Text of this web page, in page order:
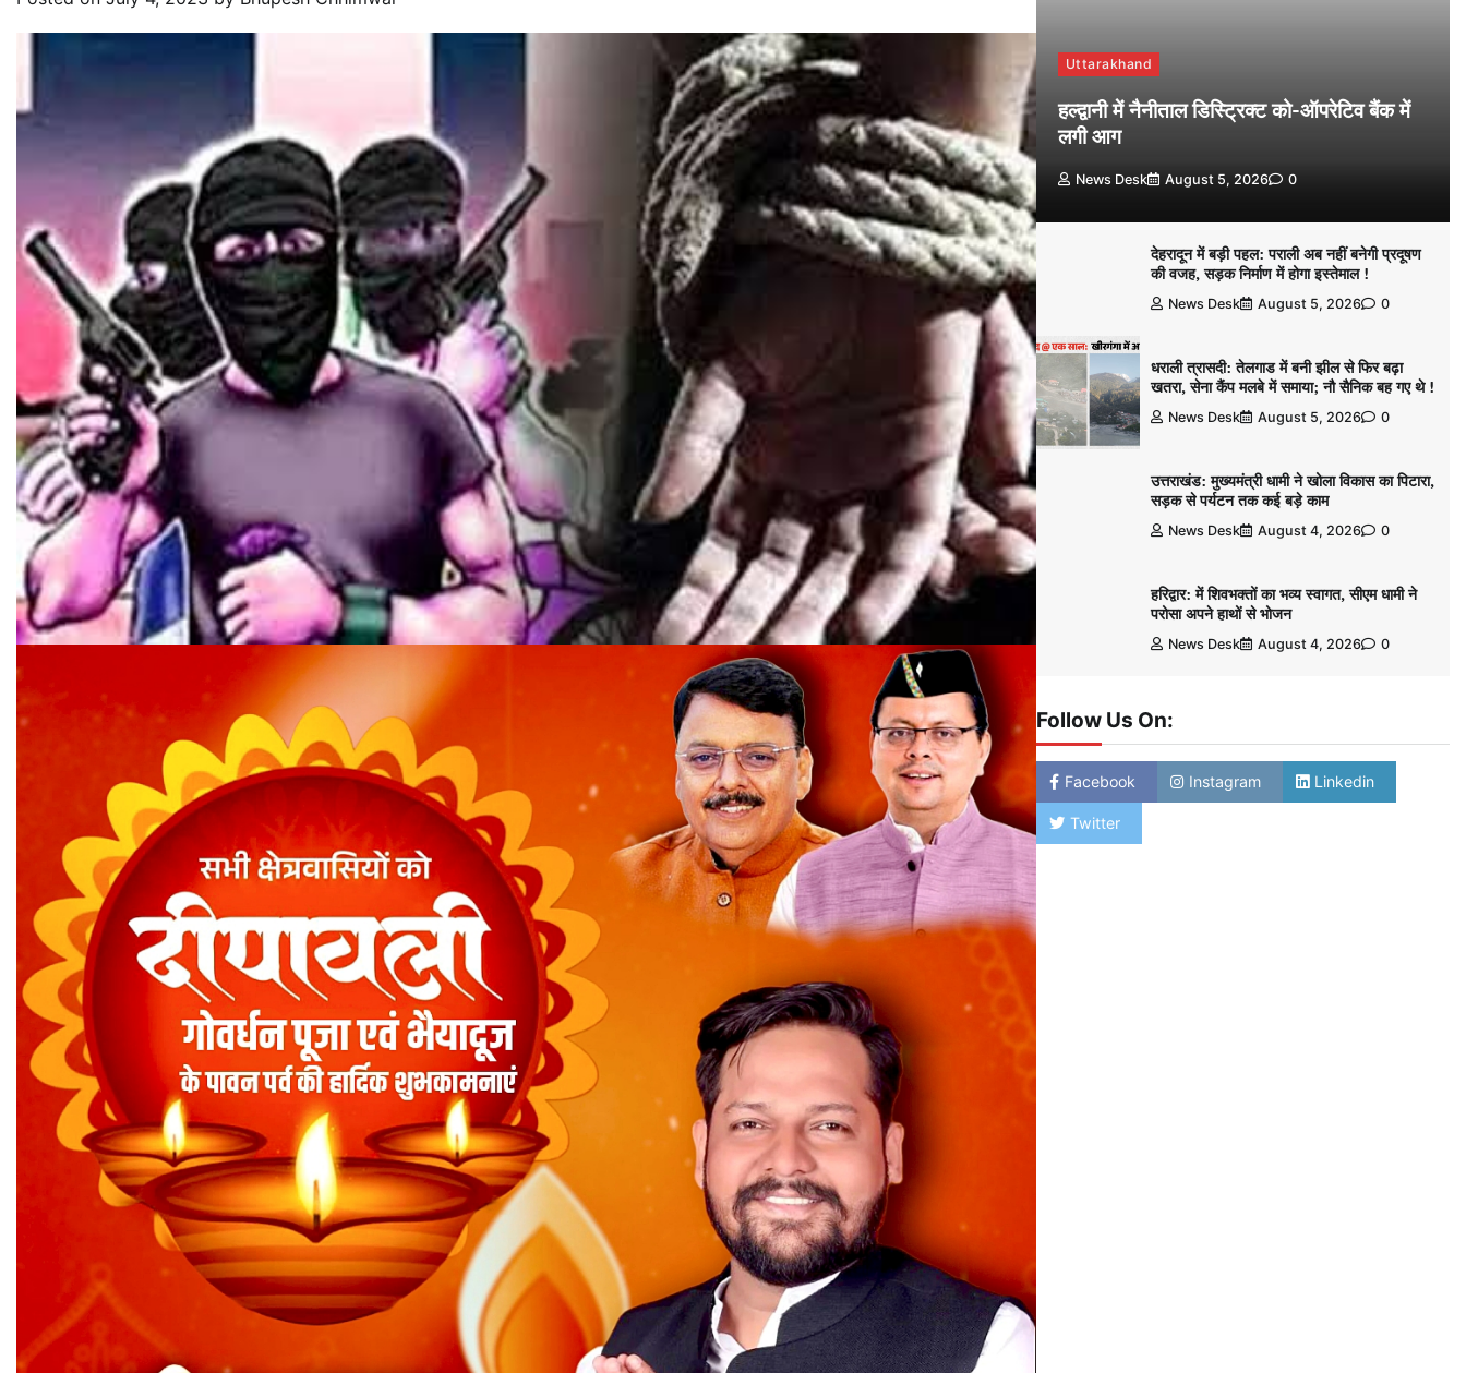
Uttarakhand
हल्द्वानी में नैनीताल डिस्ट्रिक्ट को-ऑपरेटिव बैंक में
लगी आग
News Desk August 5, 2026 0
देहरादून में बड़ी पहल: पराली अब नहीं बनेगी प्रदूषण
की वजह, सड़क निर्माण में होगा इस्तेमाल !
News Desk August 5, 2026 0
धराली त्रासदी: तेलगाड में बनी झील से फिर बढ़ा
खतरा, सेना कैंप मलबे में समाया; नौ सैनिक बह गए थे !
News Desk August 5, 2026 0
उत्तराखंड: मुख्यमंत्री धामी ने खोला विकास का पिटारा,
सड़क से पर्यटन तक कई बड़े काम
News Desk August 4, 2026 0
हरिद्वार: में शिवभक्तों का भव्य स्वागत, सीएम धामी ने
परोसा अपने हाथों से भोजन
News Desk August 4, 2026 0
Follow Us On:
Facebook Instagram Linkedin
Twitter